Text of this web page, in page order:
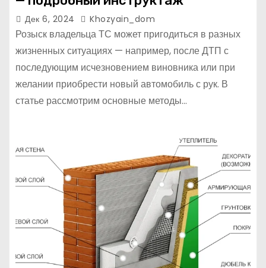
Дек 6, 2024 Khozyain_dom
Розыск владельца ТС может пригодиться в разных
жизненных ситуациях — например, после ДТП с
последующим исчезновением виновника или при
желании приобрести новый автомобиль с рук. В
статье рассмотрим основные методы…